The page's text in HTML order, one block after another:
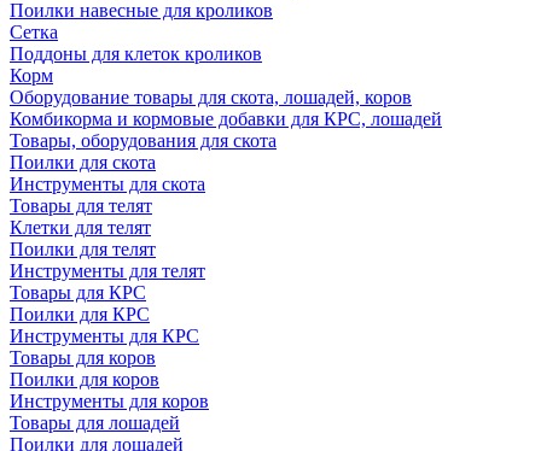
Поилки навесные для кроликов
Сетка
Поддоны для клеток кроликов
Корм
Оборудование товары для скота, лошадей, коров
Комбикорма и кормовые добавки для КРС, лошадей
Товары, оборудования для скота
Поилки для скота
Инструменты для скота
Товары для телят
Клетки для телят
Поилки для телят
Инструменты для телят
Товары для КРС
Поилки для КРС
Инструменты для КРС
Товары для коров
Поилки для коров
Инструменты для коров
Товары для лошадей
Поилки для лошадей